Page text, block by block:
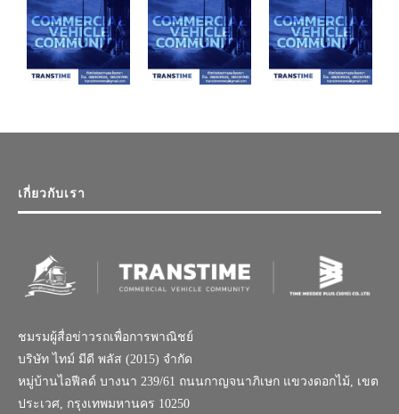
เกี่ยวกับเรา
ชมรมผู้สื่อข่าวรถเพื่อการพาณิชย์
บริษัท ไทม์ มีดี พลัส (2015) จำกัด
หมู่บ้านไอฟีลด์ บางนา 239/61 ถนนกาญจนาภิเษก แขวงดอกไม้, เขต
ประเวศ, กรุงเทพมหานคร 10250